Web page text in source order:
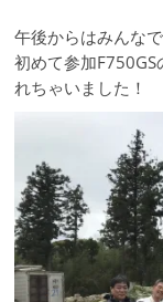
午後からはみんな
初めて参加
れちゃいました！